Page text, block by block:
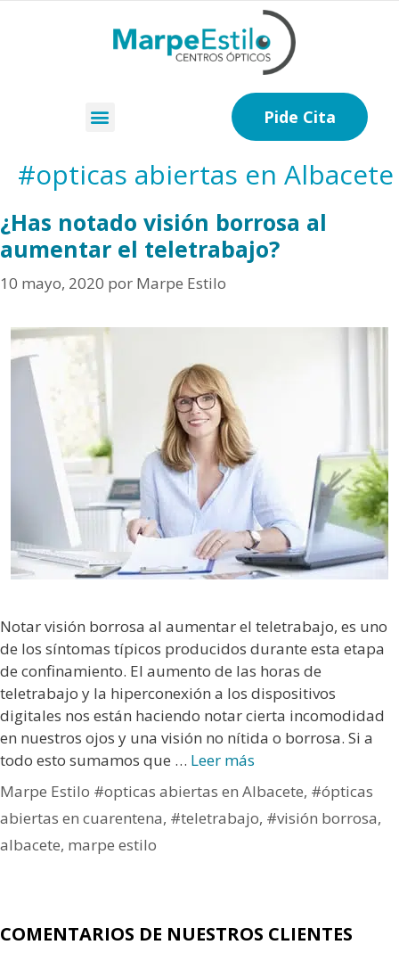
Pide Cita
#opticas abiertas en Albacete
¿Has notado visión borrosa al
aumentar el teletrabajo?
10 mayo, 2020 por Marpe Estilo
Notar visión borrosa al aumentar el teletrabajo, es uno
de los síntomas típicos producidos durante esta etapa
de confinamiento. El aumento de las horas de
teletrabajo y la hiperconexión a los dispositivos
digitales nos están haciendo notar cierta incomodidad
en nuestros ojos y una visión no nítida o borrosa. Si a
todo esto sumamos que … Leer más
Marpe Estilo #opticas abiertas en Albacete, #ópticas
abiertas en cuarentena, #teletrabajo, #visión borrosa,
albacete, marpe estilo
COMENTARIOS DE NUESTROS CLIENTES